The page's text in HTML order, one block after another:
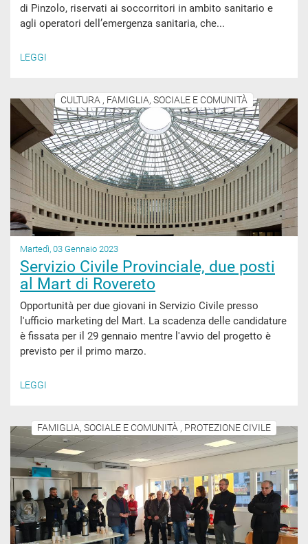
di Pinzolo, riservati ai soccorritori in ambito sanitario e
agli operatori dell’emergenza sanitaria, che...
LEGGI
CULTURA , FAMIGLIA, SOCIALE E COMUNITÀ
Martedì, 03 Gennaio 2023
Servizio Civile Provinciale, due posti
al Mart di Rovereto
Opportunità per due giovani in Servizio Civile presso
l'ufficio marketing del Mart. La scadenza delle candidature
è fissata per il 29 gennaio mentre l'avvio del progetto è
previsto per il primo marzo.
LEGGI
FAMIGLIA, SOCIALE E COMUNITÀ , PROTEZIONE CIVILE